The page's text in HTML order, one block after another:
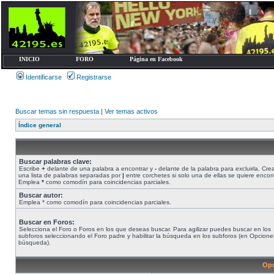
INICIO FORO Página en Facebook
Identificarse Registrarse
Buscar temas sin respuesta | Ver temas activos
Índice general
Buscar palabras clave:
Escribe + delante de una palabra a encontrar y - delante de la palabra para excluirla.
una lista de palabras separadas por| entre corchetes si solo una de ellas se quiere
Emplea * como comodín para coincidencias parciales.
Buscar autor:
Emplea * como comodín para coincidencias parciales.
Buscar en Foros:
Selecciona el Foro o Foros en los que deseas buscar. Para agilizar puedes buscar en los
subforos seleccionando el Foro padre y habilitar la búsqueda en los subforos (en
búsqueda).